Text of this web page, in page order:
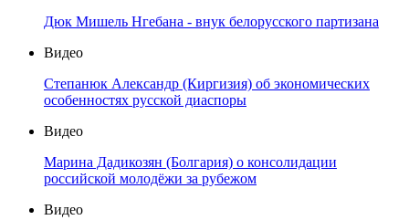
Дюк Мишель Нгебана - внук белорусского партизана
Видео
Степанюк Александр (Киргизия) об экономических
особенностях русской диаспоры
Видео
Марина Дадикозян (Болгария) о консолидации
российской молодёжи за рубежом
Видео